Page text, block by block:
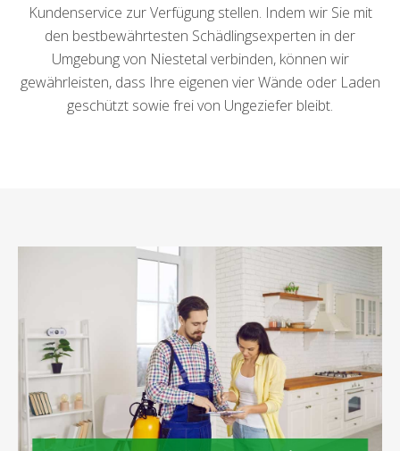
Kundenservice zur Verfügung stellen. Indem wir Sie mit
den bestbewährtesten Schädlingsexperten in der
Umgebung von Niestetal verbinden, können wir
gewährleisten, dass Ihre eigenen vier Wände oder Laden
geschützt sowie frei von Ungeziefer bleibt.